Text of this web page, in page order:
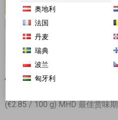
恒康 香脆青青豆 90g 日期见
(€2.85 / 100 g) MHD 最佳赏味
奥地利
法国
丹麦
瑞典
波兰
匈牙利